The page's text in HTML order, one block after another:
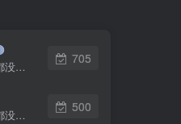
这家伙很懒，什么都没有写...
705
这家伙很懒，什么都没有写...
500